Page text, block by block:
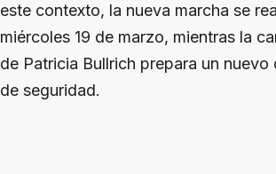
este contexto, la nueva marcha se
miércoles 19 de marzo, mientras la
de Patricia Bullrich prepara un nuevo
de seguridad.